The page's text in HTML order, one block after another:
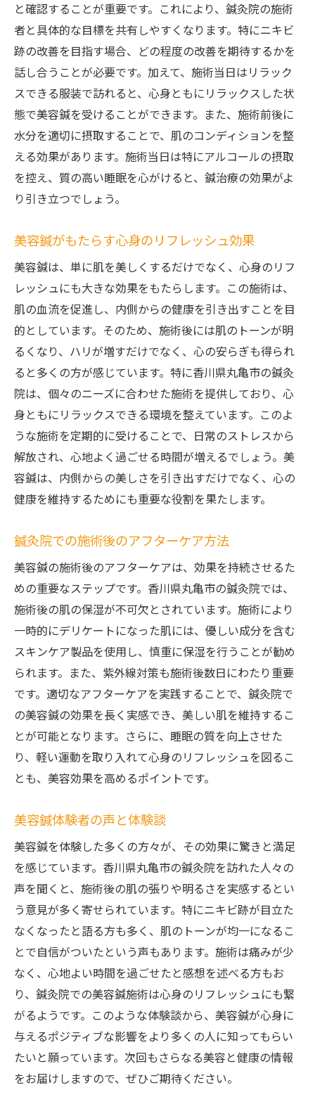
施術で得られるリラクゼーション効果
内面の健康が肌に与える影響
美しさと健康を両立させるためのポイント
鍼灸院の美容鍼でニキビ跡を目立たなくする新
常識
ニキビ跡に対する美容鍼の具体的効果
鍼灸院での継続的な治療がもたらす成果
美容鍼と他のニキビ治療法の違い
鍼灸院での施術による肌の変化実例
か
施術者が語るニキビ跡ケアの成功談
香川県丸亀市の鍼灸院で肌質改善を目指す美容
鍼
肌質改善のための美容鍼アプローチ
丸亀市鍼灸院の特長と施術方針
美容鍼による肌の若返り効果
皮膚のターンオーバーを促す施術方法
鍼灸院での定期的なメンテナンスの重要性
肌質改善を実感した体験者のインタビュー
鍼灸院での美容鍼がストレスから解放する理由
ストレス緩和と美容鍼の関係性
美容鍼で心身のバランスを整える方法
ストレスが肌に与える影響と対策
鍼灸院での施術中のリラックス方法
施術者が語るストレス解消の秘訣
と確認することが重要です。これにより、鍼灸院の施術
者と具体的な目標を共有しやすくなります。特にニキビ
跡の改善を目指す場合、どの程度の改善を期待するかを
話し合うことが必要です。加えて、施術当日はリラック
スできる服装で訪れると、心身ともにリラックスした状
態で美容鍼を受けることができます。また、施術前後に
水分を適切に摂取することで、肌のコンディションを整
える効果があります。施術当日は特にアルコールの摂取
を控え、質の高い睡眠を心がけると、鍼治療の効果がよ
り引き立つでしょう。
美容鍼がもたらす心身のリフレッシュ効果
美容鍼は、単に肌を美しくするだけでなく、心身のリフ
レッシュにも大きな効果をもたらします。この施術は、
肌の血流を促進し、内側からの健康を引き出すことを目
的としています。そのため、施術後には肌のトーンが明
るくなり、ハリが増すだけでなく、心の安らぎも得られ
ると多くの方が感じています。特に香川県丸亀市の鍼灸
院は、個々のニーズに合わせた施術を提供しており、心
身ともにリラックスできる環境を整えています。このよ
うな施術を定期的に受けることで、日常のストレスから
解放され、心地よく過ごせる時間が増えるでしょう。美
容鍼は、内側からの美しさを引き出すだけでなく、心の
健康を維持するためにも重要な役割を果たします。
鍼灸院での施術後のアフターケア方法
美容鍼の施術後のアフターケアは、効果を持続させるた
めの重要なステップです。香川県丸亀市の鍼灸院では、
施術後の肌の保湿が不可欠とされています。施術により
一時的にデリケートになった肌には、優しい成分を含む
スキンケア製品を使用し、慎重に保湿を行うことが勧め
られます。また、紫外線対策も施術後数日にわたり重要
です。適切なアフターケアを実践することで、鍼灸院で
の美容鍼の効果を長く実感でき、美しい肌を維持するこ
とが可能となります。さらに、睡眠の質を向上させた
り、軽い運動を取り入れて心身のリフレッシュを図るこ
とも、美容効果を高めるポイントです。
美容鍼体験者の声と体験談
美容鍼を体験した多くの方々が、その効果に驚きと満足
を感じています。香川県丸亀市の鍼灸院を訪れた人々の
声を聞くと、施術後の肌の張りや明るさを実感するとい
う意見が多く寄せられています。特にニキビ跡が目立た
なくなったと語る方も多く、肌のトーンが均一になるこ
とで自信がついたという声もあります。施術は痛みが少
なく、心地よい時間を過ごせたと感想を述べる方もお
り、鍼灸院での美容鍼施術は心身のリフレッシュにも繋
がるようです。このような体験談から、美容鍼が心身に
与えるポジティブな影響をより多くの人に知ってもらい
たいと願っています。次回もさらなる美容と健康の情報
をお届けしますので、ぜひご期待ください。